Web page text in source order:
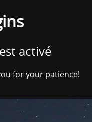
activé
for your patience!